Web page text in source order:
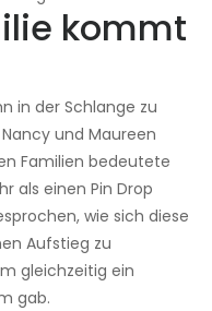
kommt
in der Schlange zu
und Maureen
Familien bedeutete
als einen Pin Drop
wie sich diese
Aufstieg zu
gleichzeitig ein
gab.